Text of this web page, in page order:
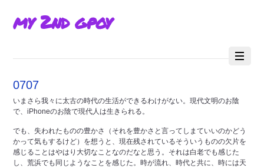
my 2nd gpoy
0707
いまさら我々に太古の時代の生活ができるわけがない。現代文明のお陰
で、iPhoneのお陰で現代人は生きられる。
でも、失われたものの豊かさ（それを豊かさと言ってしまていいのかどう
かって気もするけど）を想うと、現在残されているそういうものの欠片を
感じることはやはり大切なことなのだなと思う。それは白老でも感じた
し、荒浜でも同じようなことを感じた。時が流れ、時代と共に、時には天